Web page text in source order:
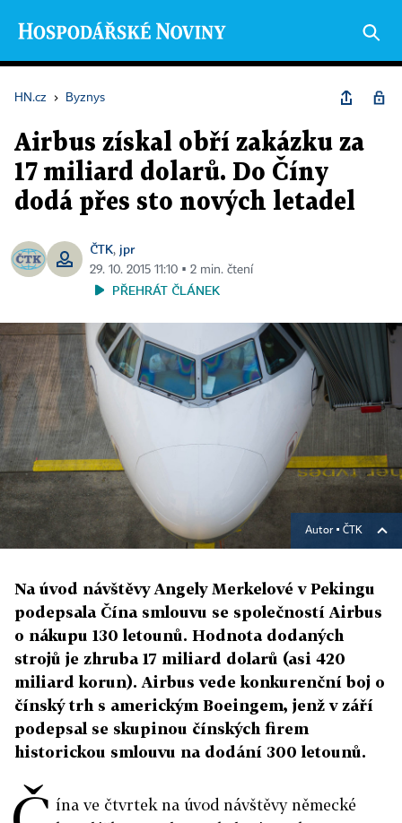
HN.cz › Byznys
Airbus získal obří zakázku za
17 miliard dolarů. Do Číny
dodá přes sto nových letadel
ČTK, jpr
29. 10. 2015 11:10 ▪ 2 min. čtení
PŘEHRÁT ČLÁNEK
Autor ▪ ČTK
Na úvod návštěvy Angely Merkelové v Pekingu
podepsala Čína smlouvu se společností Airbus
o nákupu 130 letounů. Hodnota dodaných
strojů je zhruba 17 miliard dolarů (asi 420
miliard korun). Airbus vede konkurenční boj o
čínský trh s americkým Boeingem, jenž v září
podepsal se skupinou čínských firem
historickou smlouvu na dodání 300 letounů.
ína ve čtvrtek na úvod návštěvy německé